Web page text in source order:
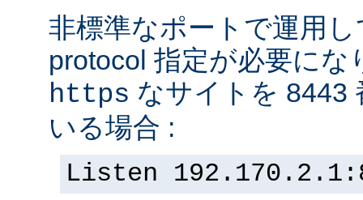
非標準なポートで運用
protocol 指定が必要に
https なサイトを 8443
いる場合 :
Listen